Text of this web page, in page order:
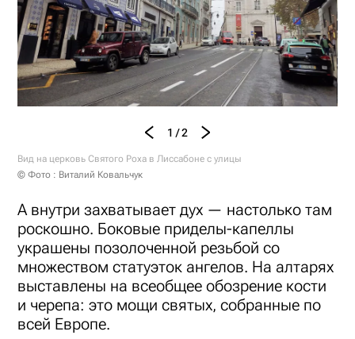
1 / 2
Вид на церковь Святого Роха в Лиссабоне с улицы
© Фото : Виталий Ковальчук
А внутри захватывает дух — настолько там
роскошно. Боковые приделы-капеллы
украшены позолоченной резьбой со
множеством статуэток ангелов. На алтарях
выставлены на всеобщее обозрение кости
и черепа: это мощи святых, собранные по
всей Европе.